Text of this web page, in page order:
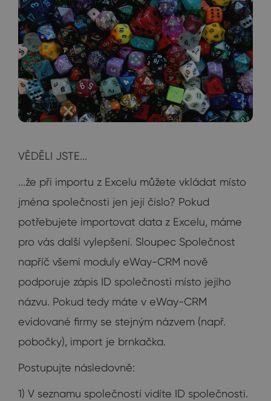
VĚDĚLI JSTE...
...že při importu z Excelu můžete vkládat místo
jména společnosti jen její číslo? Pokud
potřebujete importovat data z Excelu, máme
pro vás další vylepšení. Sloupec Společnost
napříč všemi moduly eWay-CRM nově
podporuje zápis ID společnosti místo jejího
názvu. Pokud tedy máte v eWay-CRM
evidované firmy se stejným názvem (např.
pobočky), import je brnkačka.
Postupujte následovně:
1) V seznamu společností vidíte ID společnosti.